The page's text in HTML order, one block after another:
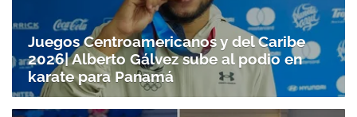
Juegos Centroamericanos y del Caribe
2026| Alberto Gálvez sube al podio en
karate para Panamá